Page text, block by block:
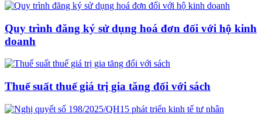
Quy trình đăng ký sử dụng hoá đơn đối với hộ kinh
doanh
Thuế suất thuế giá trị gia tăng đối với sách